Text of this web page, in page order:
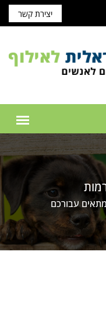
יצירת קשר
עבורכם